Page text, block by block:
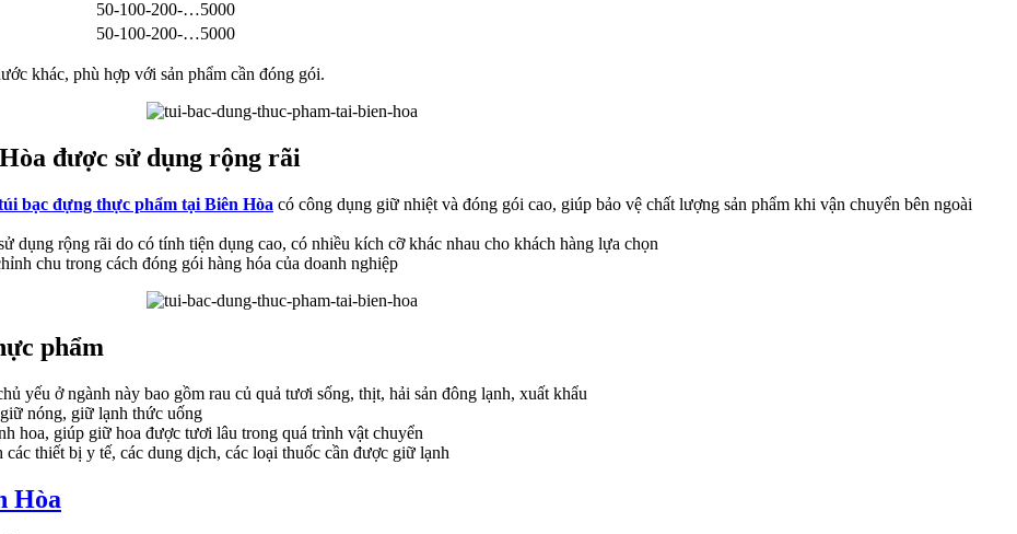
50-100-200-…5000
50-100-200-…5000
khác, phù hợp với sản phẩm cần đóng gói.
được sử dụng rộng rãi
bạc đựng thực phẩm tại Biên Hòa có công dụng giữ nhiệt và đóng gói cao, giúp bảo vệ chất lượng sản phẩm khi vận chuyển bên ngoài
dụng rộng rãi do có tính tiện dụng cao, có nhiều kích cỡ khác nhau cho khách hàng lựa chọn
chu trong cách đóng gói hàng hóa của doanh nghiệp
phẩm
yếu ở ngành này bao gồm rau củ quả tươi sống, thịt, hải sản đông lạnh, xuất khẩu
nóng, giữ lạnh thức uống
hoa, giúp giữ hoa được tươi lâu trong quá trình vật chuyển
thiết bị y tế, các dung dịch, các loại thuốc cần được giữ lạnh
Hòa